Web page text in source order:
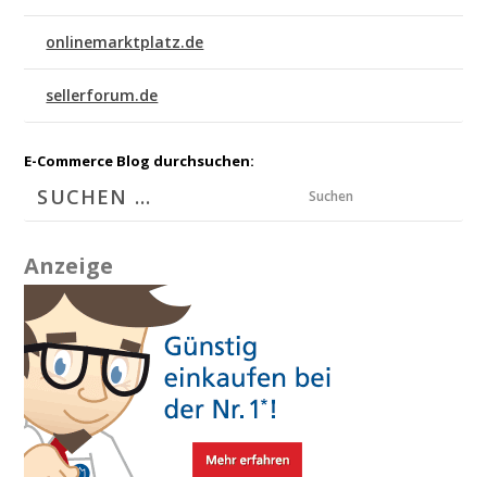
onlinemarktplatz.de
sellerforum.de
E-Commerce Blog durchsuchen:
Suchen
Anzeige